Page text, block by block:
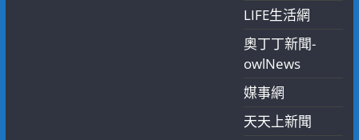
LIFE生活網
奧丁丁新聞-
owlNews
媒事網
天天上新聞